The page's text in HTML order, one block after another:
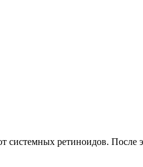
системных ретиноидов.